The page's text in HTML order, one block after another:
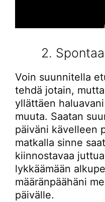
2.
Voin suunnitella
tehdä jotain,
yllättäen
muuta. Saatan
päiväni kävelleen
matkalla sinne
kiinnostavaa
lykkäämään
määränpäähäni
päivälle.